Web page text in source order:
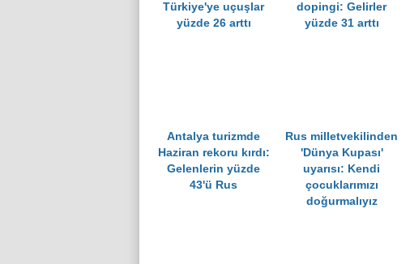
Türkiye'ye uçuşlar
yüzde 26 arttı
dopingi: Gelirler
yüzde 31 arttı
Antalya turizmde
Haziran rekoru kırdı:
Gelenlerin yüzde
43'ü Rus
Rus milletvekilinden
'Dünya Kupası'
uyarısı: Kendi
çocuklarımızı
doğurmalıyız